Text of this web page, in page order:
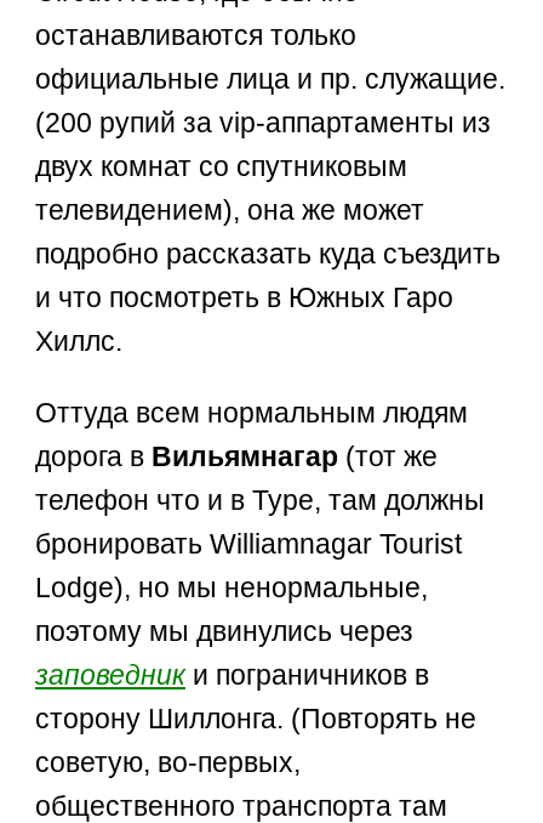
останавливаются только
официальные лица и пр. служащие.
(200 рупий за vip-аппартаменты из
двух комнат со спутниковым
телевидением), она же может
подробно рассказать куда съездить
и что посмотреть в Южных Гаро
Хиллс.
Оттуда всем нормальным людям
дорога в Вильямнагар (тот же
телефон что и в Туре, там должны
бронировать Williamnagar Tourist
Lodge), но мы ненормальные,
поэтому мы двинулись через
заповедники пограничников в
сторону Шиллонга. (Повторять не
советую, во-первых,
общественного транспорта там